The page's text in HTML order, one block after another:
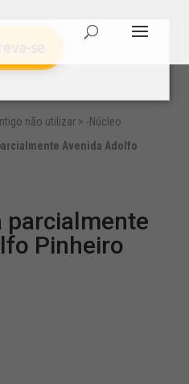
não utilizar> -Núcleo
Avenida Adolfo
parcialmente
Pinheiro